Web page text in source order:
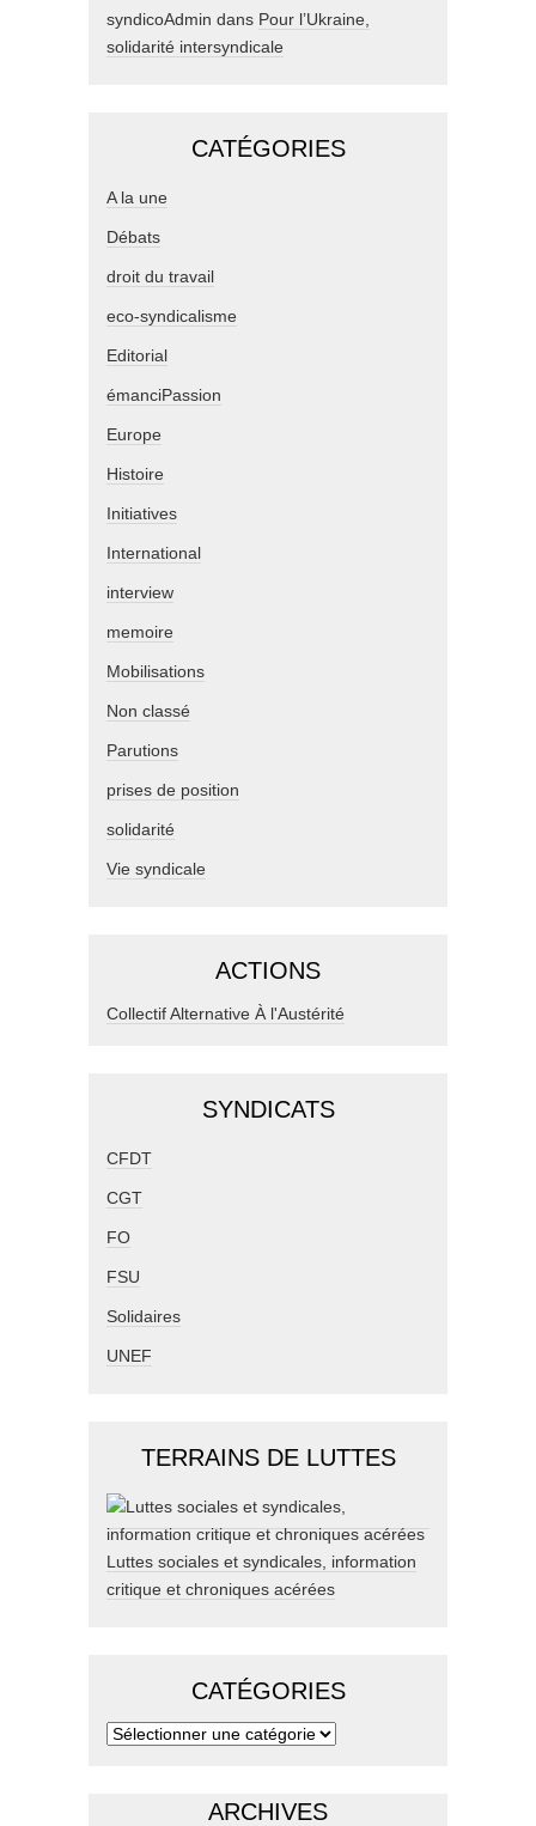
syndicoAdmin dans Pour l’Ukraine,
solidarité intersyndicale
CATÉGORIES
A la une
Débats
droit du travail
eco-syndicalisme
Editorial
émanciPassion
Europe
Histoire
Initiatives
International
interview
memoire
Mobilisations
Non classé
Parutions
prises de position
solidarité
Vie syndicale
ACTIONS
Collectif Alternative À l'Austérité
SYNDICATS
CFDT
CGT
FO
FSU
Solidaires
UNEF
TERRAINS DE LUTTES
Luttes sociales et syndicales, information
critique et chroniques acérées
CATÉGORIES
ARCHIVES